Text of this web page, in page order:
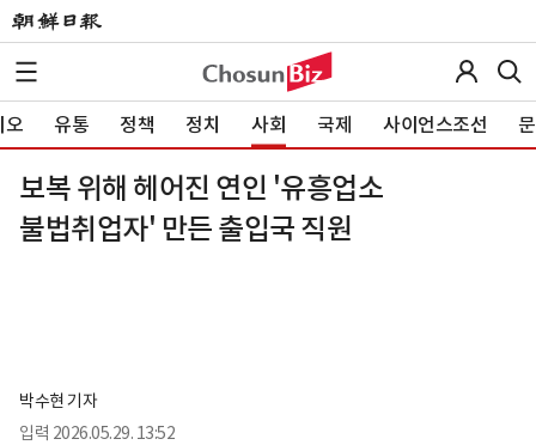
오 유통 정책 정치 사회 국제 사이언스조선
보복 위해 헤어진 연인 '유흥업소
불법취업자' 만든 출입국 직원
박수현 기자
입력 2026.05.29. 13:52